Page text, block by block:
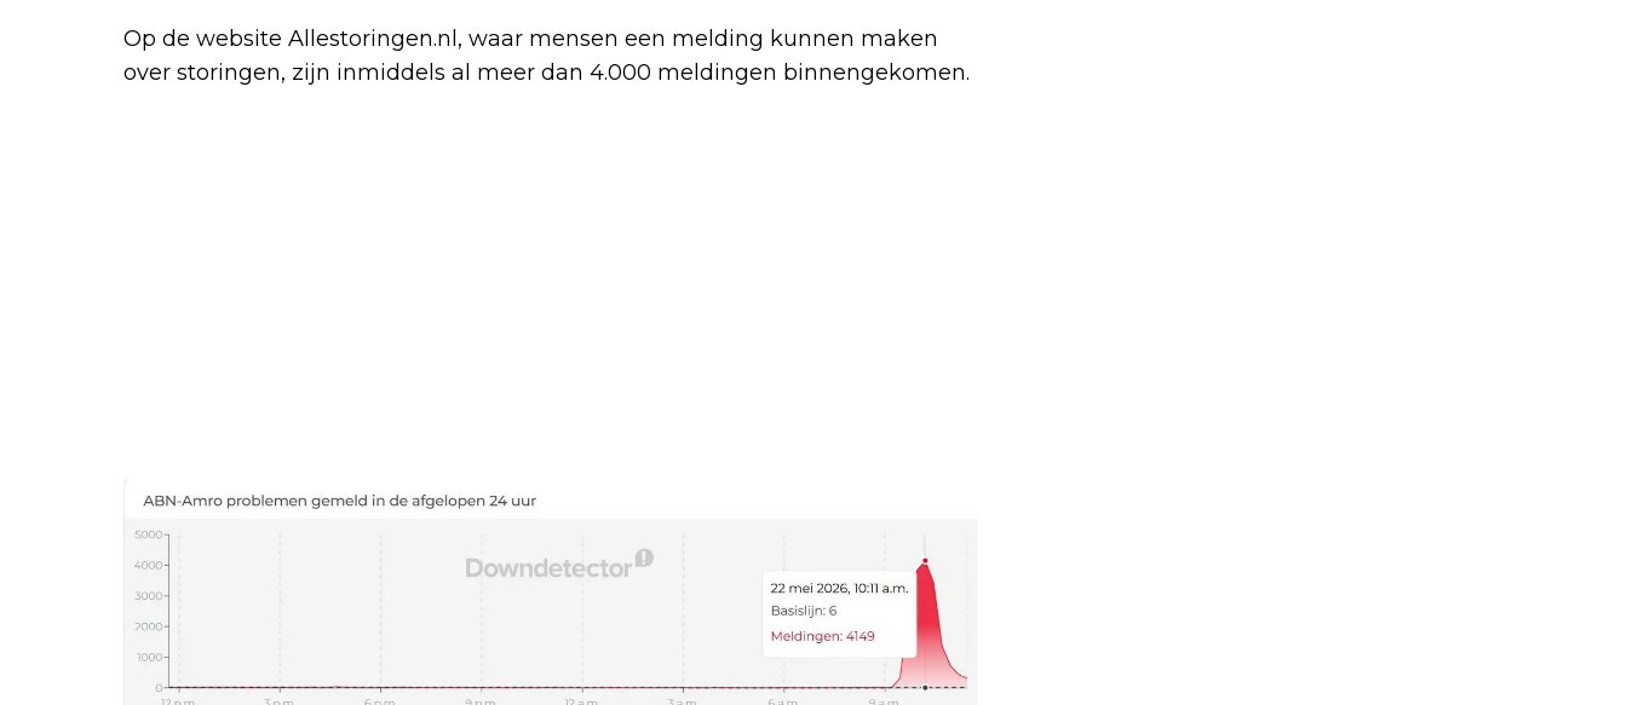
Op de website Allestoringen.nl, waar mensen een melding kunnen maken
over storingen, zijn inmiddels al meer dan 4.000 meldingen binnengekomen.